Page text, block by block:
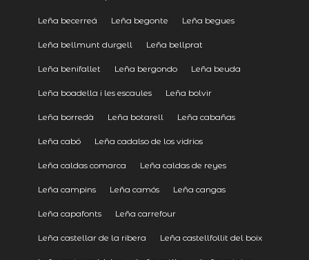
Leña becerreá Leña begonte Leña begues
Leña bellmunt durgell Leña bellprat
Leña benifallet Leña bergondo Leña beuda
Leña boadella i les escaules Leña bolvir
Leña borredà Leña botarell Leña cabañas
Leña cabó Leña cadalso de los vidrios
Leña caldas comarca Leña caldas de reyes
Leña campins Leña camós Leña cangas
Leña capafonts Leña carrefour
Leña castellar de la ribera Leña castellfollit del boix